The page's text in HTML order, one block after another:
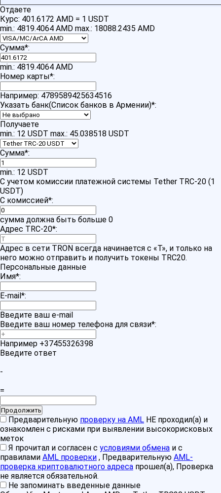
Отдаете
Курс: 401.6172 AMD = 1 USDT
min.: 4819.4064 AMD max.: 18088.2435 AMD
Сумма*:
min.: 4819.4064 AMD
Номер карты*:
Например: 4789589425634516
Указать банк(Список банков в Армении)*:
Получаете
min.: 12 USDT max.: 45.038518 USDT
Сумма*:
min.: 12 USDT
С учетом комиссии платежной системы Tether TRC-20 (1
USDT)
С комиссией*:
сумма должна быть больше 0
Адрес TRC-20*:
Адрес в сети TRON всегда начинается с «T», и только на
него можно отправить и получить токены TRC20.
Персональные данные
Имя*:
E-mail*:
Введите ваш e-mail
Введите ваш номер телефона для связи*:
Например +37455326398
Введите ответ
-
=
Предварительную проверку на AML НЕ проходил(а) и
ознакомлен с рисками при выявлении высокорисковых
меток
Я прочитал и согласен с условиями обмена и с
правилами AML проверки , Предварительную AML-
проверка криптовалютного адреса прошел(а), Проверка
не является обязательной.
Не запоминать введенные данные